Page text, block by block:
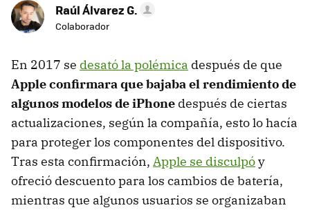
Raúl Álvarez G.
Colaborador
En 2017 se desató la polémica después de que
Apple confirmara que bajaba el rendimiento de
algunos modelos de iPhone después de ciertas
actualizaciones, según la compañía, esto lo hacía
para proteger los componentes del dispositivo.
Tras esta confirmación, Apple se disculpóy
ofreció descuento para los cambios de batería,
mientras que algunos usuarios se organizaban